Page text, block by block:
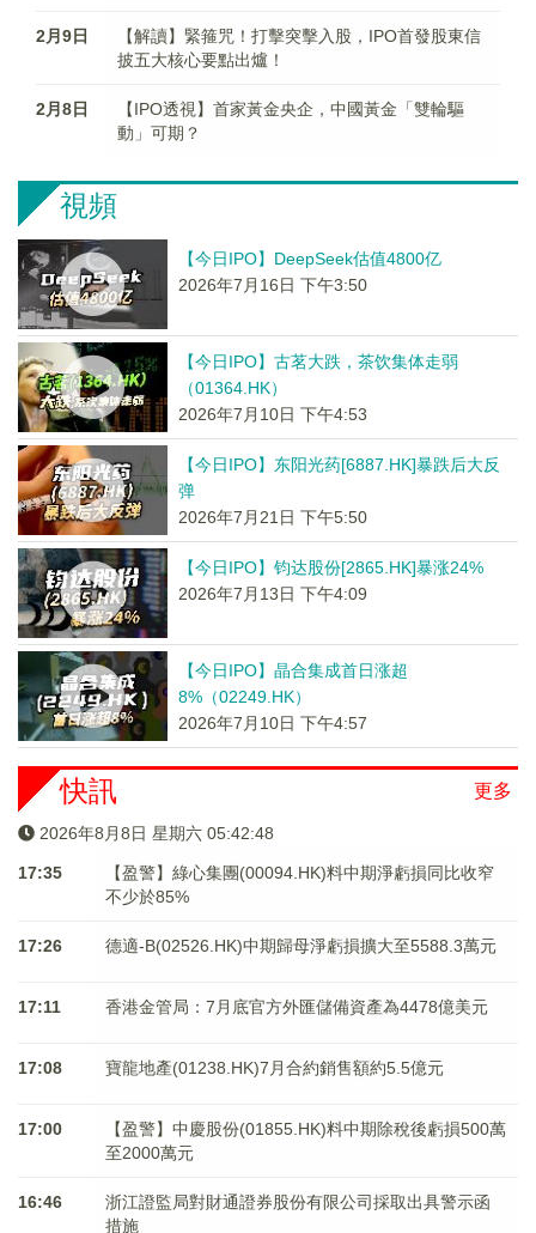
2月9日
【解讀】緊箍咒！打擊突擊入股，IPO首發股東信
披五大核心要點出爐！
2月8日
【IPO透視】首家黃金央企，中國黃金「雙輪驅
動」可期？
視頻
【今日IPO】DeepSeek估值4800亿
2026年7月16日 下午3:50
【今日IPO】古茗大跌，茶饮集体走弱
（01364.HK）
2026年7月10日 下午4:53
【今日IPO】东阳光药[6887.HK]暴跌后大反
弹
2026年7月21日 下午5:50
【今日IPO】钧达股份[2865.HK]暴涨24%
2026年7月13日 下午4:09
【今日IPO】晶合集成首日涨超
8%（02249.HK）
2026年7月10日 下午4:57
更多
快訊
2026年8月8日 星期六 05:42:48
17:35
【盈警】綠心集團(00094.HK)料中期淨虧損同比收窄
不少於85%
17:26 德適-B(02526.HK)中期歸母淨虧損擴大至5588.3萬元
17:11 香港金管局：7月底官方外匯儲備資產為4478億美元
17:08 寶龍地產(01238.HK)7月合約銷售額約5.5億元
17:00
【盈警】中慶股份(01855.HK)料中期除稅後虧損500萬
至2000萬元
16:46
浙江證監局對財通證券股份有限公司採取出具警示函
措施